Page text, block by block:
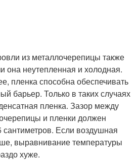
из металлочерепицы также
она неутепленная и холодная.
пленка способна обеспечивать
барьер. Только в таких случаях
пленка. Зазор между
и пленки должен
Если воздушная
выравнивание температуры
хуже.